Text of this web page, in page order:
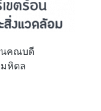
นคณบดี
หิดล